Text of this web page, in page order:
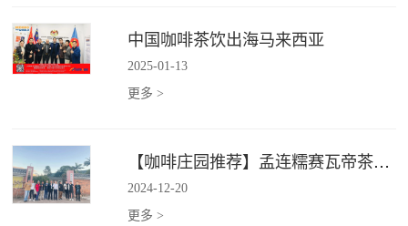
中国咖啡茶饮出海马来西亚
2025-01-13
更多 >
【咖啡庄园推荐】孟连糯赛瓦帝茶咖庄园
2024-12-20
更多 >